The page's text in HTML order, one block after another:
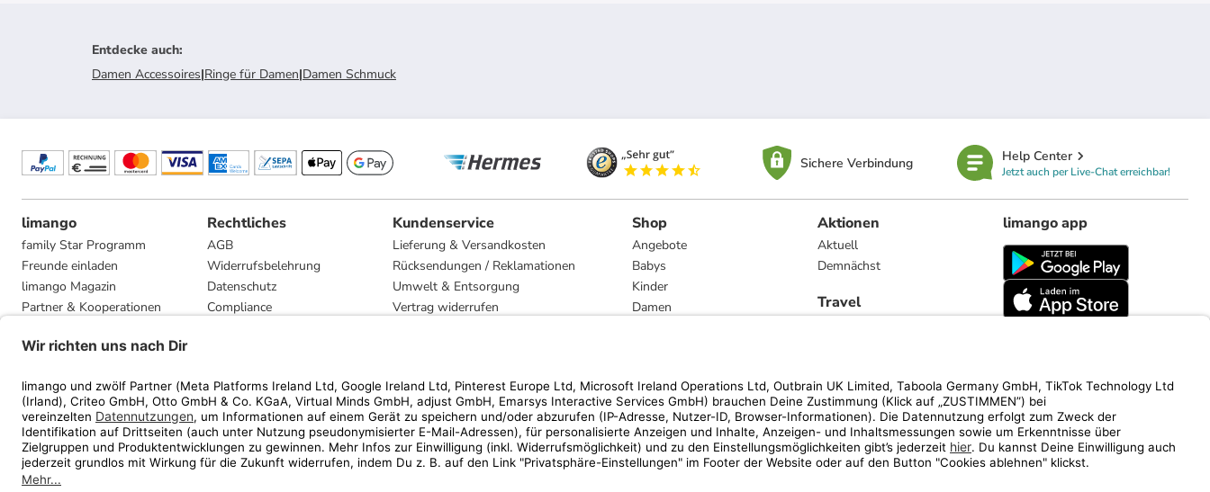
Entdecke auch:
Damen Accessoires|Ringe für Damen|Damen Schmuck
Sichere Verbindung Help Center
Jetzt auch per Live-Chat erreichbar!
limango
family Star Programm
Freunde einladen
limango Magazin
Partner & Kooperationen
Presse
Rechtliches
AGB
Widerrufsbelehrung
Datenschutz
Compliance
Kundenservice
Lieferung & Versandkosten
Rücksendungen / Reklamationen
Umwelt & Entsorgung
Vertrag widerrufen
Shop
Angebote
Babys
Kinder
Damen
Marken
Aktionen
Aktuell
Demnächst
Travel
limango app
limango.nl limango.pl